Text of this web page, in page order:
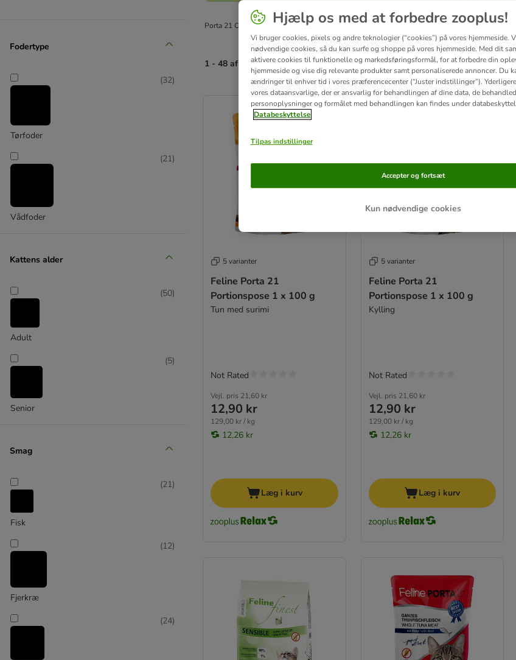
Fodertype
Tørfoder
(32)
Vådfoder
(21)
Kattens alder
Adult
(50)
Senior
(5)
Smag
Fisk
(21)
Fjerkræ
(12)
(24)
Porta 21 Cat er et sundt og naturligt kattefoder i top-kvalitet. Størstedelen af de naturlige
1 - 48 af 50 resultater
product items have been changed
5 varianter
Feline Porta 21
Portionspose 1 x 100 g
Tun med surimi
Vejl. pris 21,60 kr
12,90 kr
129,00 kr / kg
12,26 kr
Not Rated
Læg i kurv
5 varianter
Feline Porta 21
Portionspose 1 x 100 g
Kylling
Vejl. pris 21,60 kr
12,90 kr
129,00 kr / kg
12,26 kr
Not Rated
Læg i kurv
Hjælp os med at forbedre zooplus!
Vi bruger cookies, pixels og andre teknologier (“cookies”) på vores hjemmeside.
nødvendige cookies, så du kan surfe og shoppe på vores hjemmeside. Med dit
aktivere cookies til funktionelle og markedsføringsformål, for at forbedre din
hjemmeside og vise dig relevante produkter samt personaliserede annoncer. Du
ændringer til enhver tid i vores præferencecenter (“Juster indstillinger”).
vores dataansvarlige, der er ansvarlig for behandlingen af ​​dine data, de
personoplysninger og formålet med behandlingen kan findes under
Databeskyttelse
Tilpas indstillinger
Kun nødvendige cookies
Accepter og fortsæt